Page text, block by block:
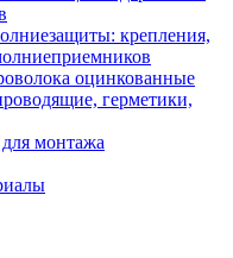
крепления,
оцинкованные
герметики,
монтажа